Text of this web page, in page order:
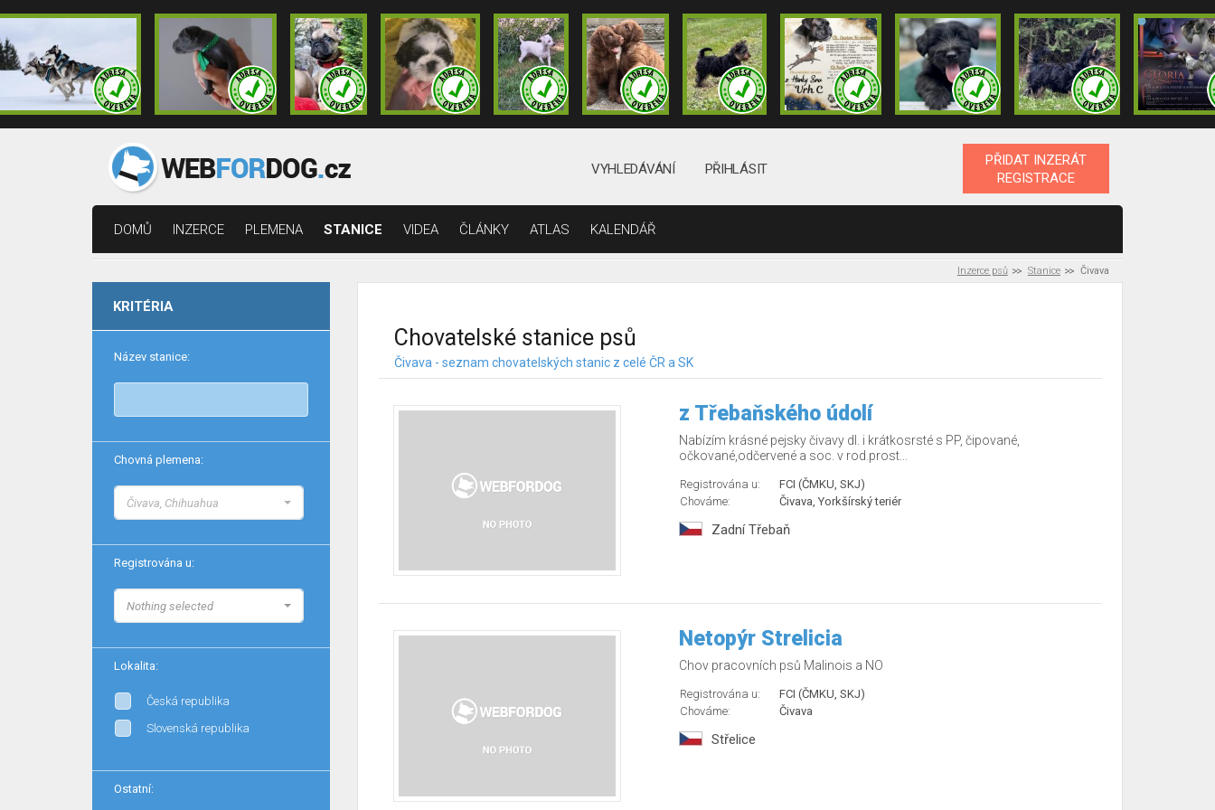
VYHLEDÁVÁNÍ PŘIHLÁSIT
PŘIDAT INZERÁT
REGISTRACE
DOMŮ INZERCE PLEMENA STANICE VIDEA ČLÁNKY ATLAS KALENDÁŘ
Inzerce psů Stanice Čivava
KRITÉRIA
Název stanice:
Chovná plemena:
Čivava, Chihuahua
Registrována u:
Nothing selected
Lokalita:
Česká republika
Slovenská republika
Ostatní:
Chovatelské stanice psů
Čivava - seznam chovatelských stanic z celé ČR a SK
z Třebaňského údolí
Nabízím krásné pejsky čivavy dl. i krátkosrsté s PP, čipované,
očkované,odčervené a soc. v rod.prost...
Registrována u:
FCI (ČMKU, SKJ)
Chováme:
Čivava, Yorkšírský teriér
Zadní Třebaň
Netopýr Strelicia
Chov pracovních psů Malinois a NO
Registrována u:
FCI (ČMKU, SKJ)
Chováme:
Čivava
Střelice